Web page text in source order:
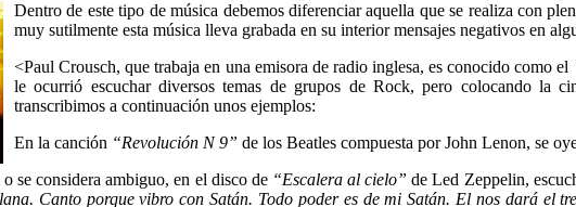
Dentro de este tipo de música debemos diferenciar aquella que se realiza con
muy sutilmente esta música lleva grabada en su interior mensajes negativos en
<Paul Crousch, que trabaja en una emisora de radio inglesa, es conocido como el
le ocurrió escuchar diversos temas de grupos de Rock, pero colocando la
transcribimos a continuación unos ejemplos:
En la canción “Revolución N 9” de los Beatles compuesta por John Lenon, se
se considera ambiguo, en el disco de “Escalera al cielo” de Led Zeppelin,
Canto porque vibro con Satán. Todo poder es de mi Satán. El nos dará el